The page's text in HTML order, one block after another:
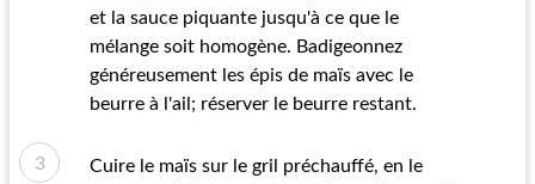
et la sauce piquante jusqu'à ce que le
mélange soit homogène. Badigeonnez
généreusement les épis de maïs avec le
beurre à l'ail; réserver le beurre restant.
Cuire le maïs sur le gril préchauffé, en le